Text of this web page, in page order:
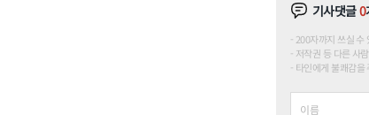
기사댓글0
200자까지 쓰실
저작권 등 다른 사
타인에게 불쾌감을